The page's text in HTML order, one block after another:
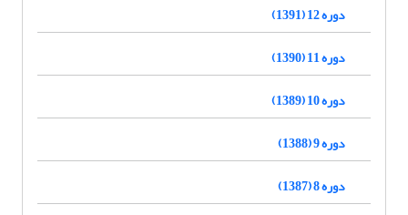
دوره 12 (1391)
دوره 11 (1390)
دوره 10 (1389)
دوره 9 (1388)
دوره 8 (1387)